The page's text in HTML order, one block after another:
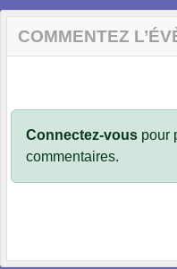
COMMENTEZ
Connectez-vous pour
commentaires.